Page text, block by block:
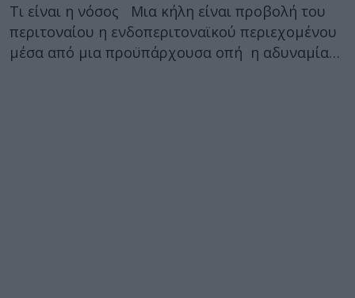
Τι είναι η νόσος Μια κήλη είναι προβολή του
περιτοναίου η ενδοπεριτοναϊκού περιεχομένου
μέσα από μια προϋπάρχουσα οπή η αδυναμία…